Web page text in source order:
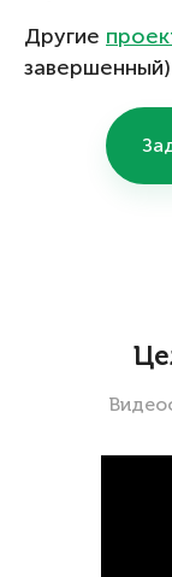
Другие
завершенный)